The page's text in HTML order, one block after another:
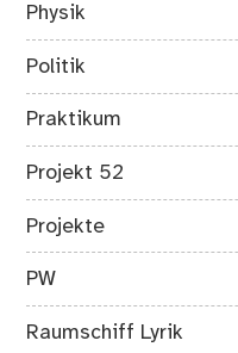
Physik
Politik
Praktikum
Projekt 52
Projekte
PW
Raumschiff Lyrik